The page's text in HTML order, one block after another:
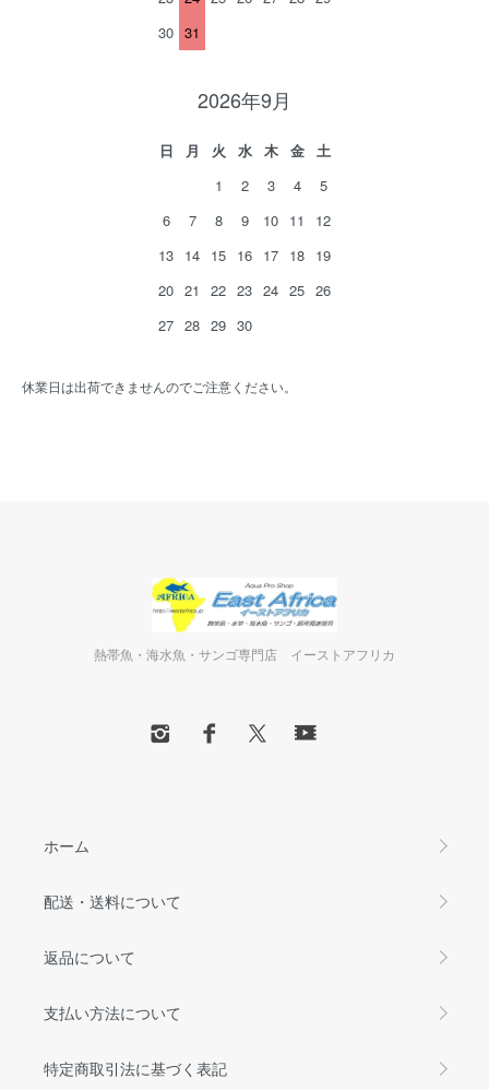
30 31
2026年9月
日 月 火 水 木 金
土
1
2 3 4
5
6
7 8 9 10 11
12
13 14 15 16 17 18 19
20 21 22 23 24 25 26
27 28 29 30
休業日は出荷できませんのでご注意ください。
熱帯魚・海水魚・サンゴ専門店 イーストアフリカ
ホーム
配送・送料について
返品について
支払い方法について
特定商取引法に基づく表記